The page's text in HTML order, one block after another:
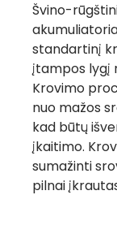
Švino-
standartinį
įtampos lygį
Krovimo
nuo mažos
kad būtų
įkaitimo.
sumažinti
pilnai